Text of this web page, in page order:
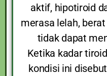
aktif, hipotiroid
merasa lelah,
tidak dapat
Ketika kadar
kondisi ini